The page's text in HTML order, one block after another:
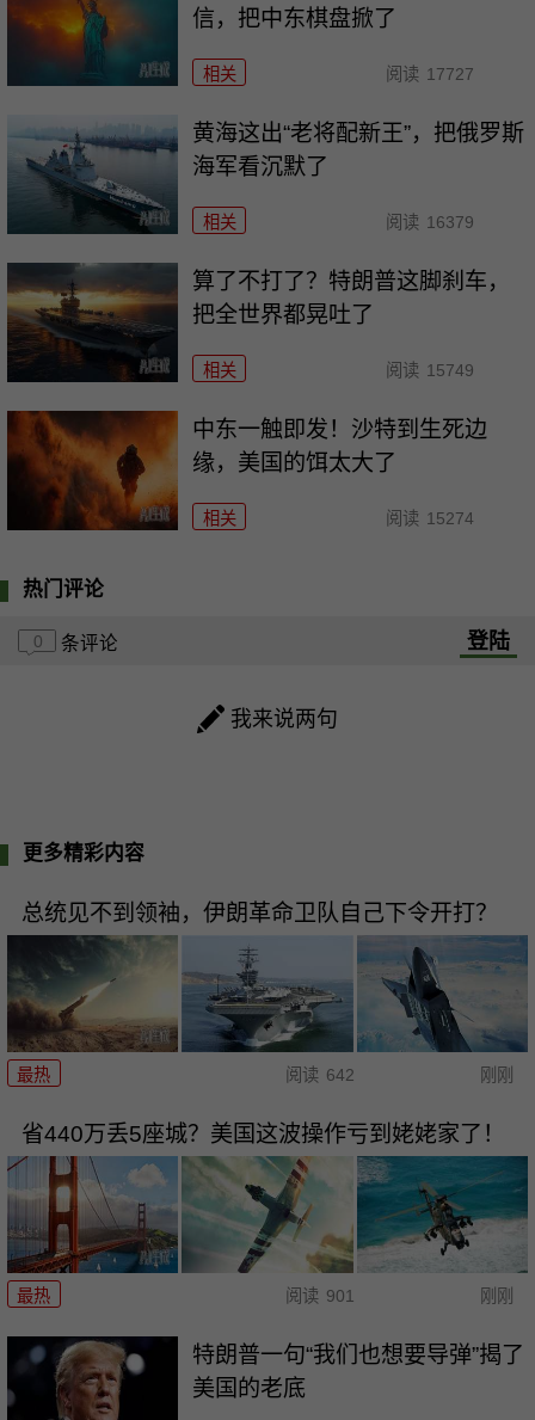
信，把中东棋盘掀了
相关 阅读 17727
黄海这出“老将配新王”，把俄罗斯
海军看沉默了
相关 阅读 16379
算了不打了？特朗普这脚刹车，
把全世界都晃吐了
相关 阅读 15749
中东一触即发！沙特到生死边
缘，美国的饵太大了
相关 阅读 15274
热门评论
0 条评论 登陆
我来说两句
更多精彩内容
总统见不到领袖，伊朗革命卫队自己下令开打？
最热 阅读 642 刚刚
省440万丢5座城？美国这波操作亏到姥姥家了！
最热 阅读 901 刚刚
特朗普一句“我们也想要导弹”揭了
美国的老底